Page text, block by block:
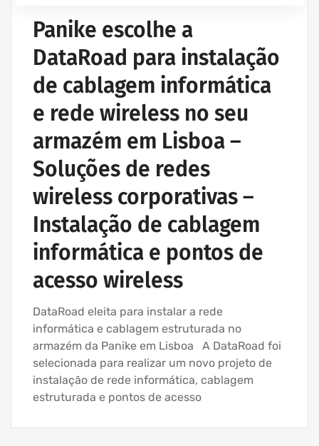
Panike escolhe a
DataRoad para instalação
de cablagem informática
e rede wireless no seu
armazém em Lisboa –
Soluções de redes
wireless corporativas –
Instalação de cablagem
informática e pontos de
acesso wireless
DataRoad eleita para instalar a rede
informática e cablagem estruturada no
armazém da Panike em Lisboa A DataRoad foi
selecionada para realizar um novo projeto de
instalação de rede informática, cablagem
estruturada e pontos de acesso